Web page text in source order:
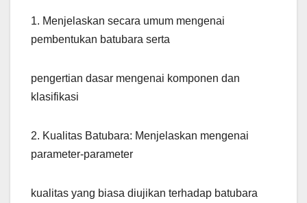
1. Menjelaskan secara umum mengenai
pembentukan batubara serta
pengertian dasar mengenai komponen dan
klasifikasi
2. Kualitas Batubara: Menjelaskan mengenai
parameter-parameter
kualitas yang biasa diujikan terhadap batubara